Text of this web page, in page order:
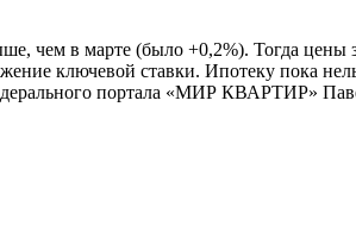
чем в марте (было +0,2%). Тогда цены
ключевой ставки. Ипотеку пока
портала «МИР КВАРТИР»